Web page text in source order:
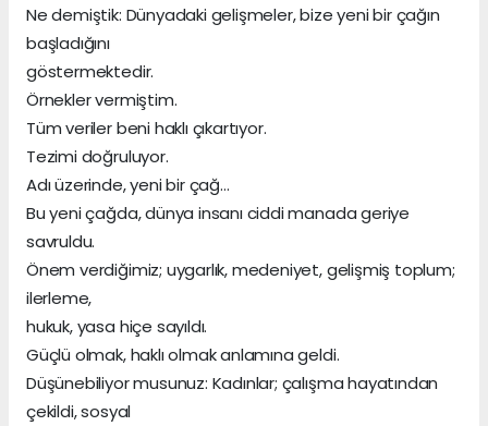
Ne demiştik: Dünyadaki gelişmeler, bize yeni bir çağın
başladığını
göstermektedir.
Örnekler vermiştim.
Tüm veriler beni haklı çıkartıyor.
Tezimi doğruluyor.
Adı üzerinde, yeni bir çağ…
Bu yeni çağda, dünya insanı ciddi manada geriye
savruldu.
Önem verdiğimiz; uygarlık, medeniyet, gelişmiş toplum;
ilerleme,
hukuk, yasa hiçe sayıldı.
Güçlü olmak, haklı olmak anlamına geldi.
Düşünebiliyor musunuz: Kadınlar; çalışma hayatından
çekildi, sosyal